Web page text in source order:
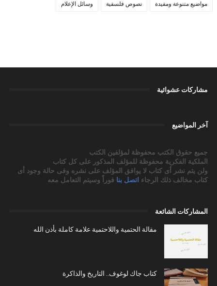
مواضيع متنوعة ومفيدة نصوص فلسفية وسائل الإعلام
مشاركات عشوائية
آخر المواضيع
جميع حقوق الكتب محفوظة لمؤلفين الكتب
الملكية الفكرية محفوظة للمؤلف المذكور على كل كتاب
ولن يتم نشر أى كتاب لا يوافق المؤلف على نشره وفى حالة وجود أى
كتاب مخالف ذلك الرجاء اتصل بنا فوراً وسيتم التعامل معه
المشاركات الشائعة
مقالة الحتمية واللاحتمية علامة كاملة بأذن الله
كتاب جاك لوغوف.. التاريخ والذاكرة